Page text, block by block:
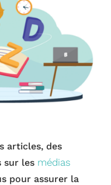
articles, des
sur les médias
pour assurer la